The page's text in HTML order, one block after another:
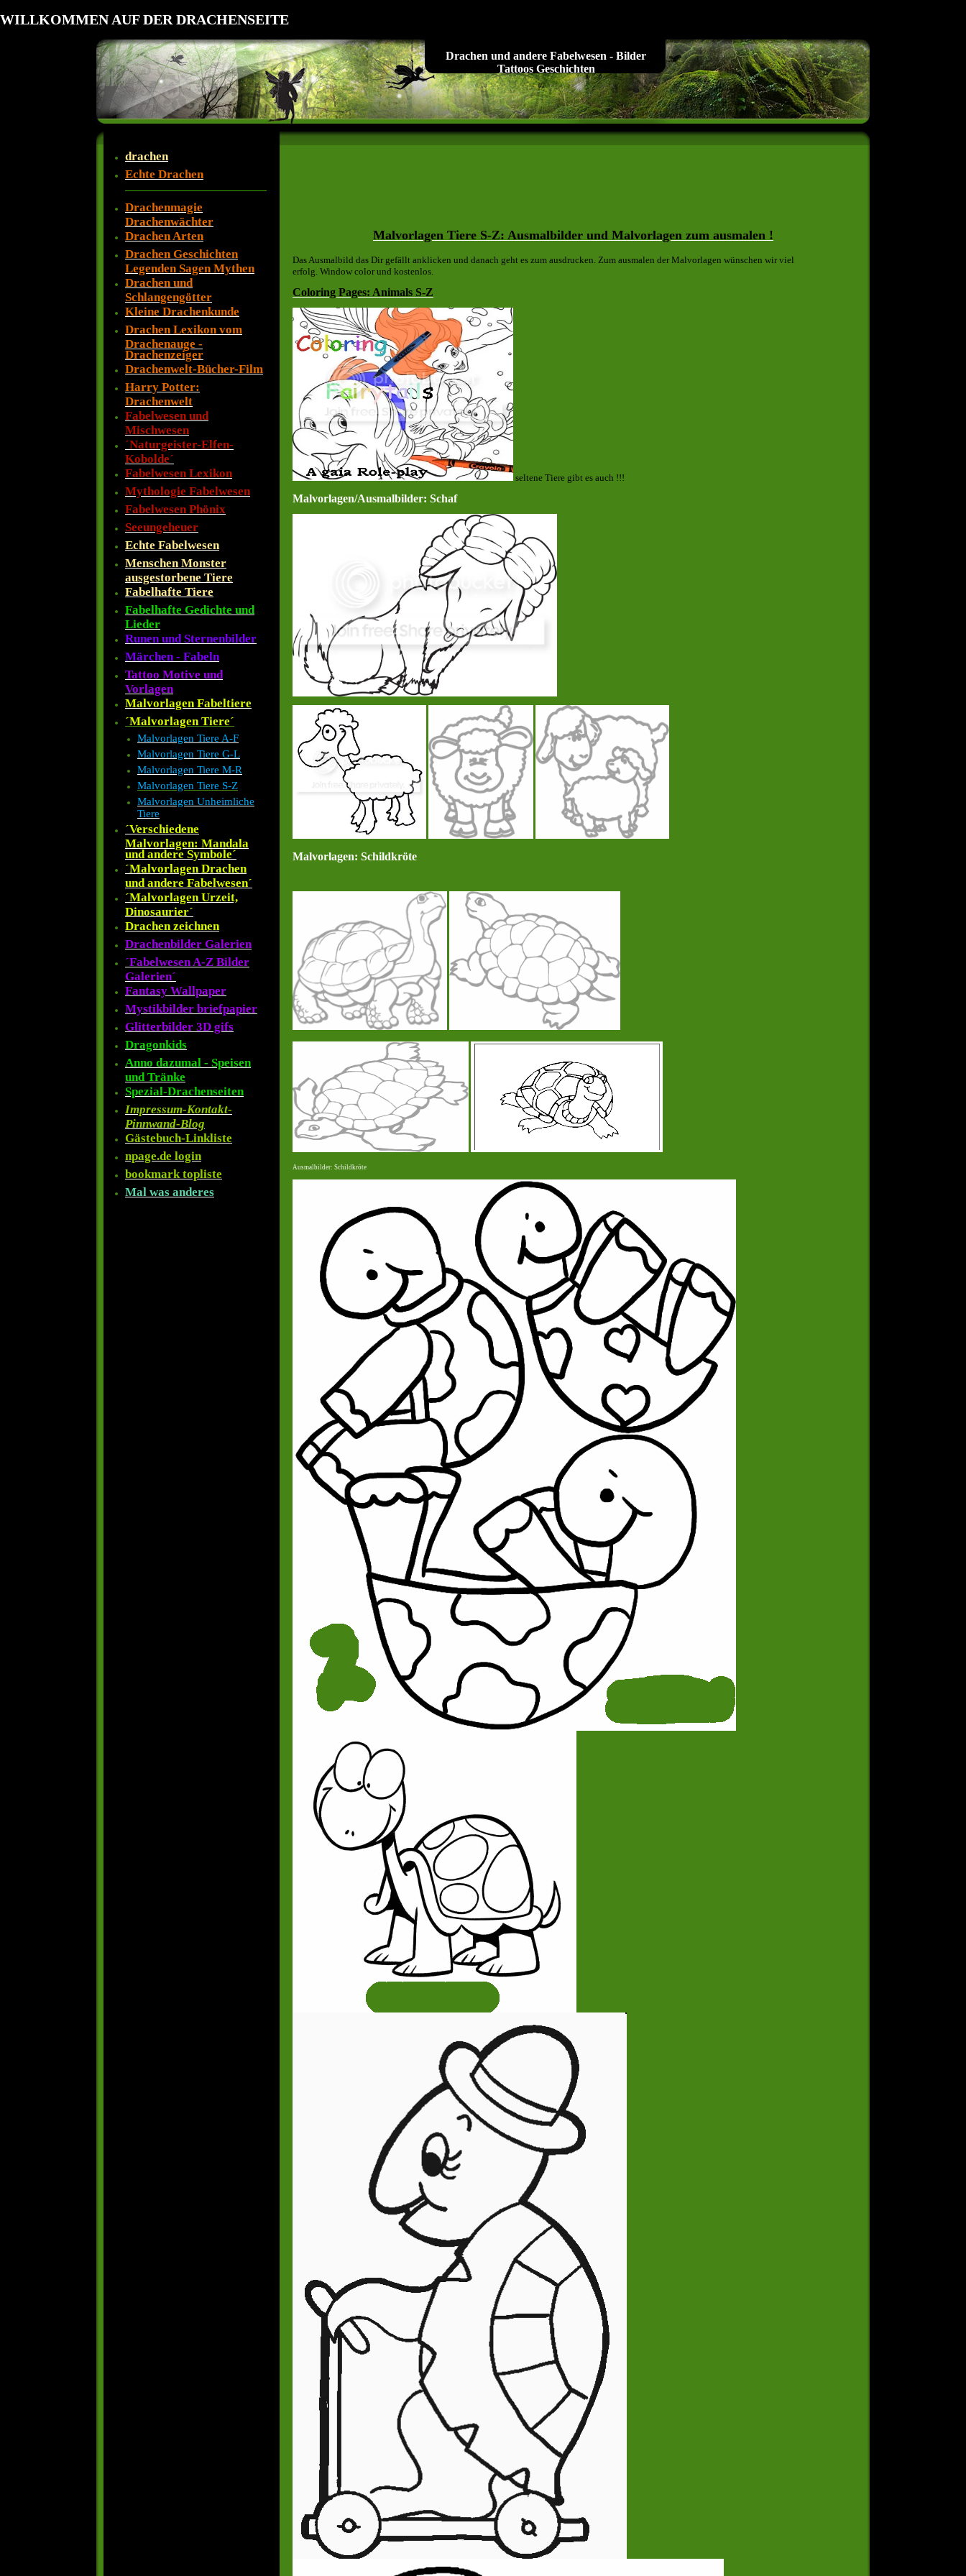
WILLKOMMEN AUF DER DRACHENSEITE
Drachen und andere Fabelwesen - Bilder
Tattoos Geschichten
drachen
Echte Drachen
Drachenmagie
Drachenwächter
Drachen Arten
Drachen Geschichten
Legenden Sagen Mythen
Drachen und
Schlangengötter
Kleine Drachenkunde
Drachen Lexikon vom
Drachenauge -
Drachenzeiger
Drachenwelt-Bücher-Film
Harry Potter:
Drachenwelt
Fabelwesen und
Mischwesen
´Naturgeister-Elfen-
Kobolde´
Fabelwesen Lexikon
Mythologie Fabelwesen
Fabelwesen Phönix
Seeungeheuer
Echte Fabelwesen
Menschen Monster
ausgestorbene Tiere
Fabelhafte Tiere
Fabelhafte Gedichte und
Lieder
Runen und Sternenbilder
Märchen - Fabeln
Tattoo Motive und
Vorlagen
Malvorlagen Fabeltiere
´Malvorlagen Tiere´
Malvorlagen Tiere A-F
Malvorlagen Tiere G-L
Malvorlagen Tiere M-R
Malvorlagen Tiere S-Z
Malvorlagen Unheimliche
Tiere
´Verschiedene
Malvorlagen: Mandala
und andere Symbole´
´Malvorlagen Drachen
und andere Fabelwesen´
´Malvorlagen Urzeit,
Dinosaurier´
Drachen zeichnen
Drachenbilder Galerien
´Fabelwesen A-Z Bilder
Galerien´
Fantasy Wallpaper
Mystikbilder briefpapier
Glitterbilder 3D gifs
Dragonkids
Anno dazumal - Speisen
und Tränke
Spezial-Drachenseiten
Impressum-Kontakt-
Pinnwand-Blog
Gästebuch-Linkliste
npage.de login
bookmark topliste
Mal was anderes
Malvorlagen Tiere S-Z: Ausmalbilder und Malvorlagen zum ausmalen !
Das Ausmalbild das Dir gefällt anklicken und danach geht es zum ausdrucken. Zum ausmalen der Malvorlagen wünschen wir viel
erfolg. Window color und kostenlos.
Coloring Pages: Animals S-Z
seltene Tiere gibt es auch !!!
Malvorlagen/Ausmalbilder: Schaf
Malvorlagen: Schildkröte
Ausmalbilder: Schildkröte